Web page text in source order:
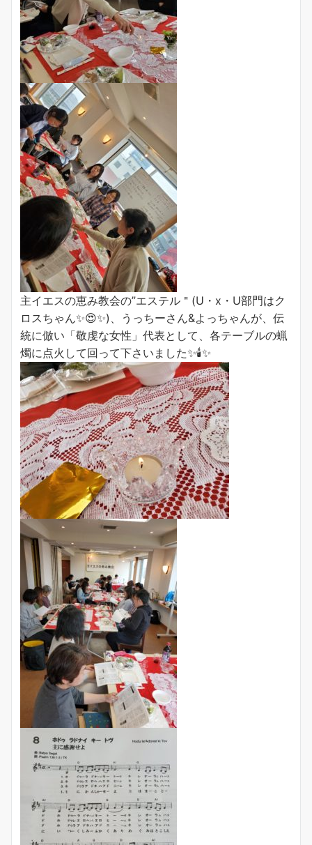
主イエスの恵み教会の”エステル＂(U・x・U部門はク
ロスちゃん✨😍✨)、うっちーさん&よっちゃんが、伝
統に倣い「敬虔な女性」代表として、各テーブルの蝋
燭に点火して回って下さいました✨🕯✨